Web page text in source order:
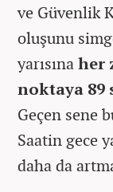
ve Güvenlik
oluşunu
yarısınaher
noktaya 89
Geçen sene
Saatin gece
daha da